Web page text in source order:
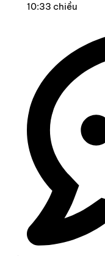
10:33 chiều